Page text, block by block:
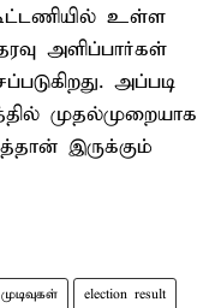
உள்ள
அளிப்பார்கள்
அப்படி
முதல்முறையாக
இருக்கும்
election result